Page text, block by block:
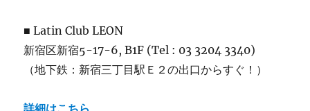
■ Latin Club LEON
新宿区新宿5-17-6, B1F (Tel : 03 3204 3340)
（地下鉄：新宿三丁目駅Ｅ２の出口からすぐ！）